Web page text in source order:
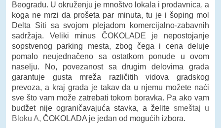
Beogradu. U okruženju je mnoštvo lokala i prodavnica, a
koga ne mrzi da prošeta par minuta, tu je i šoping mol
Delta Siti sa svojom plejadom komercijalno-zabavnih
sadržaja. Veliki minus ČOKOLADE je nepostojanje
sopstvenog parking mesta, zbog čega i cena deluje
pomalo neujednačeno sa ostatkom ponude u ovom
naselju. No, povezanost sa drugim delovima grada
garantuje gusta mreža različitih vidova gradskog
prevoza, a kraj grada je takav da u njemu možete naći
sve što vam može zatrebati tokom boravka. Pa ako vam
budžet nije ograničavajuća stavka, a želite smeštaj u
Bloku A, ČOKOLADA je jedan od mogućih izbora.